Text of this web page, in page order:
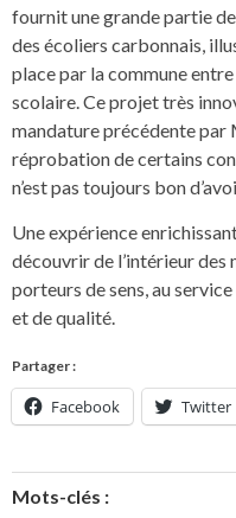
fournit une grande partie
des écoliers carbonnais,
place par la commune
scolaire. Ce projet très
mandature précédente par
réprobation de certains
n’est pas toujours bon
Une expérience
découvrir de l’intérieur
porteurs de sens, au
et de qualité.
Partager :
Facebook Twitter
Mots-clés :